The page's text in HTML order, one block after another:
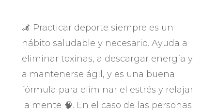
🦼 Practicar deporte siempre es un
hábito saludable y necesario. Ayuda a
eliminar toxinas, a descargar energía y
a mantenerse ágil, y es una buena
fórmula para eliminar el estrés y relajar
la mente 🧠. En el caso de las personas